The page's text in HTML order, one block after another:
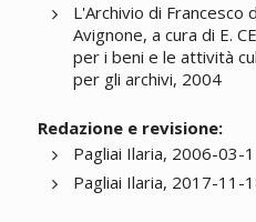
L'Archivio di Francesco
Avignone, a cura di E.
per i beni e le attività
per gli archivi, 2004
Redazione e revisione:
Pagliai Ilaria, 2006-03-
Pagliai Ilaria, 2017-11-